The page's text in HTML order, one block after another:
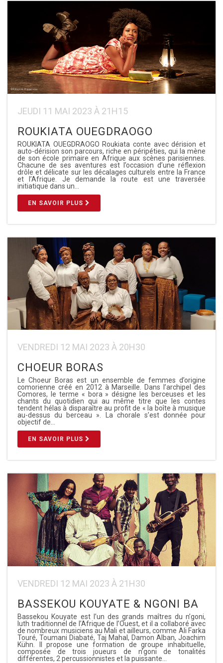
JEUDI 11 MAI 2023 À 21H15
ROUKIATA OUEGDRAOGO
ROUKIATA OUEGDRAOGO Roukiata conte avec dérision et
auto-dérision son parcours, riche en péripéties, qui la mène
de son école primaire en Afrique aux scènes parisiennes.
Chacune de ses aventures est l’occasion d’une réflexion
drôle et délicate sur les décalages culturels entre la France
et l’Afrique. Je demande la route est une traversée
initiatique dans un…
EN SAVOIR PLUS
VENDREDI 12 MAI 2023 À 20H30
CHOEUR BORAS
Le Choeur Boras est un ensemble de femmes d’origine
comorienne créé en 2012 à Marseille. Dans l’archipel des
Comores, le terme « bora » désigne les berceuses et les
chants du quotidien qui au même titre que les contes
tendent hélas à disparaître au profit de « la boîte à musique
au-dessus du berceau ». La chorale s’est donnée pour
objectif de…
EN SAVOIR PLUS
VENDREDI 12 MAI 2023 À 21H30
BASSEKOU KOUYATE & NGONI BA
Bassekou Kouyate est l’un des grands maîtres du n’goni,
luth traditionnel de l’Afrique de l’Ouest, et il a collaboré avec
de nombreux musiciens au Mali et ailleurs, comme Ali Farka
Touré, Toumani Diabaté, Taj Mahal, Damon Alban, Joachim
Kühn. Il propose une formation de groupe inhabituelle,
composée de trois joueurs de n’goni de tonalités
différentes, 2 percussionnistes et la puissante…